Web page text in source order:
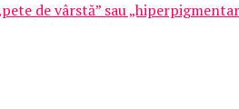
de vârstă” sau